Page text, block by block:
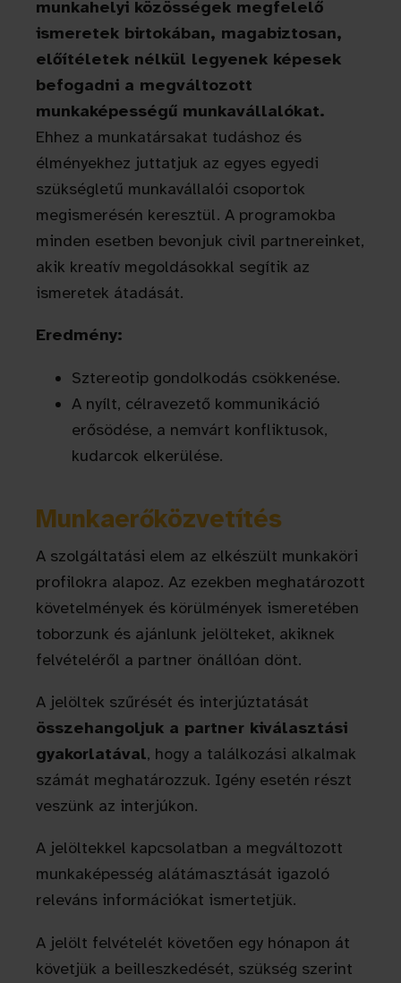
munkahelyi közösségek megfelelő
ismeretek birtokában, magabiztosan,
előítéletek nélkül legyenek képesek
befogadni a megváltozott
munkaképességű munkavállalókat.
Ehhez a munkatársakat tudáshoz és
élményekhez juttatjuk az egyes egyedi
szükségletű munkavállalói csoportok
megismerésén keresztül. A programokba
minden esetben bevonjuk civil partnereinket,
akik kreatív megoldásokkal segítik az
ismeretek átadását.
Eredmény:
Sztereotip gondolkodás csökkenése.
A nyílt, célravezető kommunikáció
erősödése, a nemvárt konfliktusok,
kudarcok elkerülése.
Munkaerőközvetítés
A szolgáltatási elem az elkészült munkaköri
profilokra alapoz. Az ezekben meghatározott
követelmények és körülmények ismeretében
toborzunk és ajánlunk jelölteket, akiknek
felvételéről a partner önállóan dönt.
A jelöltek szűrését és interjúztatását
összehangoljuk a partner kiválasztási
gyakorlatával, hogy a találkozási alkalmak
számát meghatározzuk. Igény esetén részt
veszünk az interjúkon.
A jelöltekkel kapcsolatban a megváltozott
munkaképesség alátámasztását igazoló
releváns információkat ismertetjük.
A jelölt felvételét követően egy hónapon át
követjük a beilleszkedését, szükség szerint